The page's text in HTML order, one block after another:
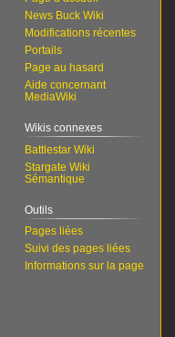
News Buck Wiki
Modifications récentes
Portails
Page au hasard
Aide concernant
MediaWiki
Wikis connexes
Battlestar Wiki
Stargate Wiki
Sémantique
Outils
Pages liées
Suivi des pages liées
Informations sur la page